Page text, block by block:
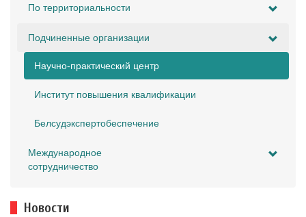
По территориальности
Подчиненные организации
Научно-практический центр
Институт повышения квалификации
Белсудэкспертобеспечение
Международное
сотрудничество
Новости